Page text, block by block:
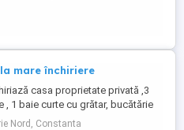
mare închiriere
casa proprietate privată ,3
, 1 baie curte cu grătar, bucătărie
de spalat
Nord, Constanta